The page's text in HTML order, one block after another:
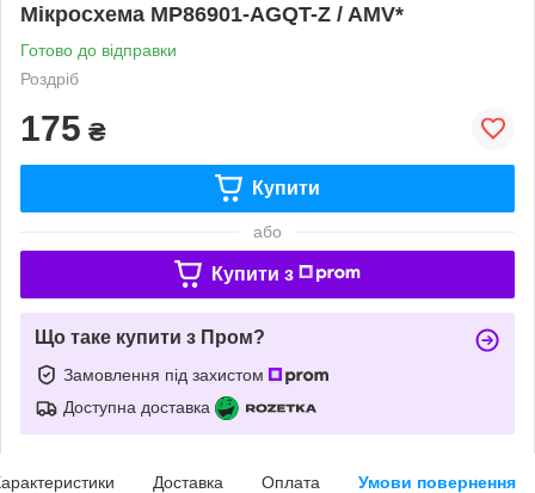
Мікросхема MP86901-AGQT-Z / AMV*
Готово до відправки
Роздріб
175 ₴
Купити
або
Купити з
Що таке купити з Пром?
Замовлення під захистом
Доступна доставка
Доставка Оплата Умови повернення